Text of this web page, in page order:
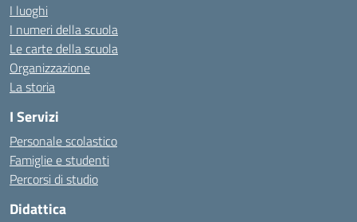
I luoghi
I numeri della scuola
Le carte della scuola
Organizzazione
La storia
I Servizi
Personale scolastico
Famiglie e studenti
Percorsi di studio
Didattica